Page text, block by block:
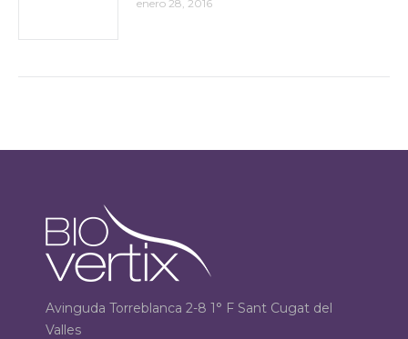
enero 28, 2016
Avinguda Torreblanca 2-8 1° F Sant Cugat del
Valles